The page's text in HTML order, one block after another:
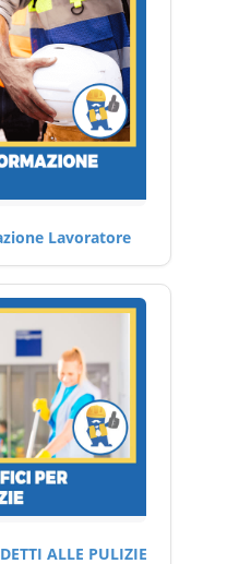
Lavoratore
ALLE PULIZIE